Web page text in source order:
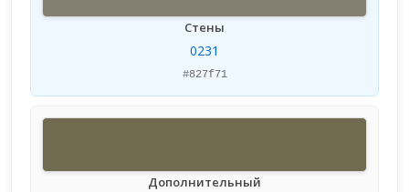
Стены
0231
#827f71
Дополнительный